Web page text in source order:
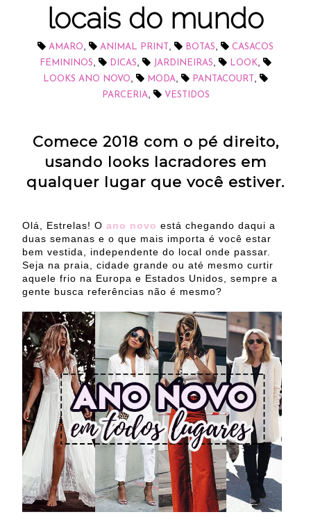
locais do mundo
AMARO ANIMAL PRINT BOTAS
CASACOS
FEMININOS
DICAS JARDINEIRAS LOOK
LOOKS ANO NOVO MODA PANTACOURT
PARCERIA VESTIDOS
Comece 2018 com o pé direito,
usando looks lacradores em
qualquer lugar que você estiver.
Olá, Estrelas! O ano novo está chegando daqui a
duas semanas e o que mais importa é você estar
bem vestida, independente do local onde passar.
Seja na praia, cidade grande ou até mesmo curtir
aquele frio na Europa e Estados Unidos, sempre a
gente busca referências não é mesmo?